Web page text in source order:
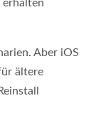
erhalten
Aber iOS
ältere